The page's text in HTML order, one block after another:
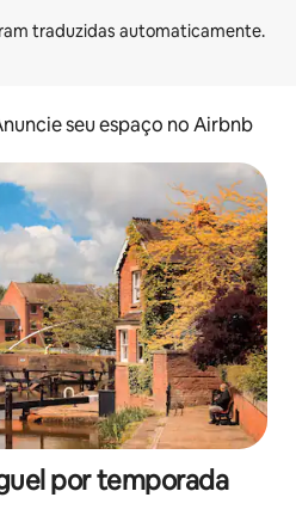
seu espaço no Airbnb
por temporada